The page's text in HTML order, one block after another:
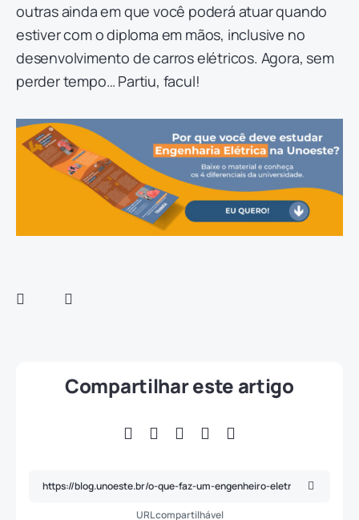
outras ainda em que você poderá atuar quando
estiver com o diploma em mãos, inclusive no
desenvolvimento de carros elétricos. Agora, sem
perder tempo… Partiu, facul!
Compartilhar este artigo
URL compartilhável